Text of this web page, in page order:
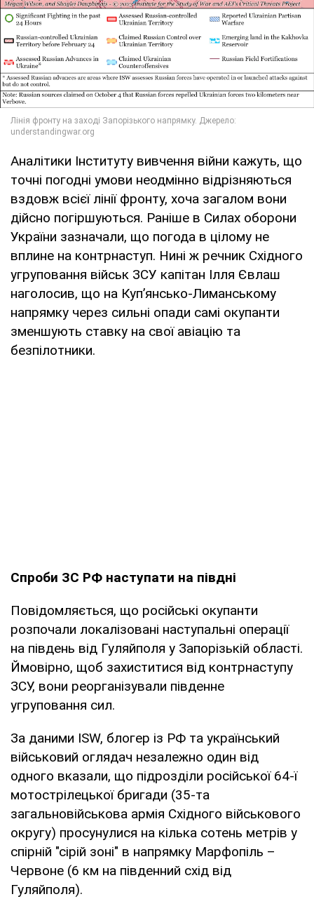
Аналітики Інституту вивчення війни кажуть, що
точні погодні умови неодмінно відрізняються
вздовж всієї лінії фронту, хоча загалом вони
дійсно погіршуються. Раніше в Силах оборони
України зазначали, що погода в цілому не
вплине на контрнаступ. Нині ж речник Східного
угруповання військ ЗСУ капітан Ілля Євлаш
наголосив, що на Куп’янсько-Лиманському
напрямку через сильні опади самі окупанти
зменшують ставку на свої авіацію та
безпілотники.
Спроби ЗС РФ наступати на півдні
Повідомляється, що російські окупанти
розпочали локалізовані наступальні операції
на південь від Гуляйполя у Запорізькій області.
Ймовірно, щоб захиститися від контрнаступу
ЗСУ, вони реорганізували південне
угруповання сил.
За даними ISW, блогер із РФ та український
військовий оглядач незалежно один від
одного вказали, що підрозділи російської 64-ї
мотострілецької бригади (35-та
загальновійськова армія Східного військового
округу) просунулися на кілька сотень метрів у
спірній "сірій зоні" в напрямку Марфопіль –
Червоне (6 км на південний схід від
Гуляйполя).